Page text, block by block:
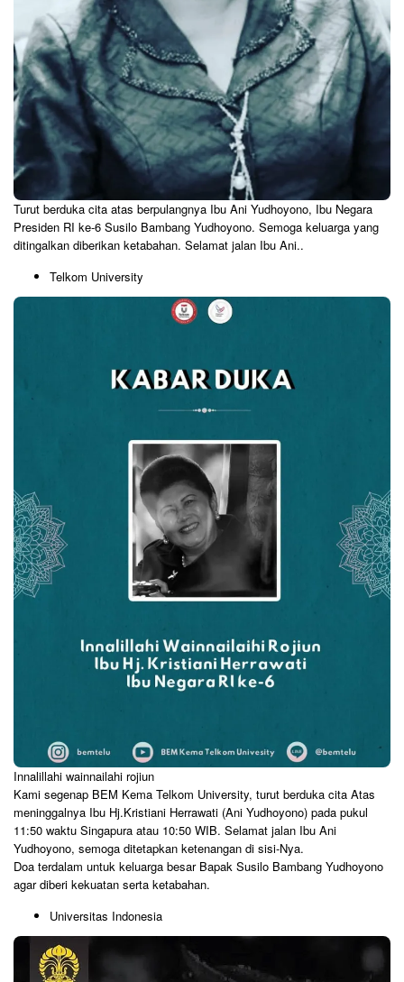
Turut berduka cita atas berpulangnya Ibu Ani Yudhoyono, Ibu Negara
Presiden RI ke-6 Susilo Bambang Yudhoyono. Semoga keluarga yang
ditingalkan diberikan ketabahan. Selamat jalan Ibu Ani..
Telkom University
Innalillahi wainnailahi rojiun
Kami segenap BEM Kema Telkom University, turut berduka cita Atas
meninggalnya Ibu Hj.Kristiani Herrawati (Ani Yudhoyono) pada pukul
11:50 waktu Singapura atau 10:50 WIB. Selamat jalan Ibu Ani
Yudhoyono, semoga ditetapkan ketenangan di sisi-Nya.
Doa terdalam untuk keluarga besar Bapak Susilo Bambang Yudhoyono
agar diberi kekuatan serta ketabahan.
Universitas Indonesia